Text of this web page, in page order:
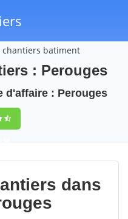
chantiers batiment
: Perouges
d'affaire : Perouges
38
dans